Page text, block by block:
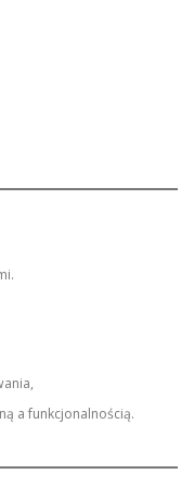
a funkcjonalnością.